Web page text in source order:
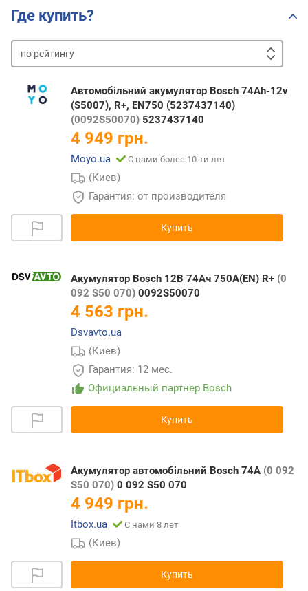
Где купить?
по
рейтингу от
дорогим
Автомобільний акумулятор Bosch 74Ah-12v
(S5007), R+, EN750 (5237437140)
(0092S50070) 5237437140
4 949 грн.
Moyo.ua С нами более 10-ти лет
(Киев)
Гарантия: от производителя
Купить
Акумулятор Bosch 12В 74Ач 750А(EN) R+ (0
092 S50 070) 0092S50070
4 563 грн.
Dsvavto.ua
(Киев)
Гарантия: 12 мес.
Официальный партнер Bosch
Купить
Акумулятор автомобільний Bosch 74А (0 092
S50 070) 0 092 S50 070
4 949 грн.
Itbox.ua С нами 8 лет
(Киев)
Купить